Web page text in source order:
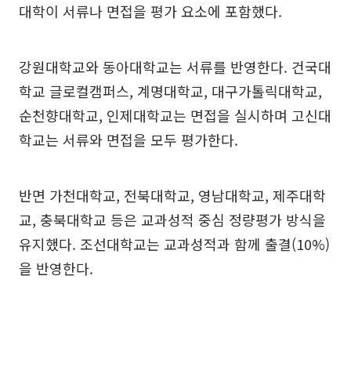
대학이 서류나 면접을 평가 요소에 포함했다.
강원대학교와 동아대학교는 서류를 반영한다. 건국대
학교 글로컬캠퍼스, 계명대학교, 대구가톨릭대학교,
순천향대학교, 인제대학교는 면접을 실시하며 고신대
학교는 서류와 면접을 모두 평가한다.
반면 가천대학교, 전북대학교, 영남대학교, 제주대학
교, 충북대학교 등은 교과성적 중심 정량평가 방식을
유지했다. 조선대학교는 교과성적과 함께 출결(10%)
을 반영한다.